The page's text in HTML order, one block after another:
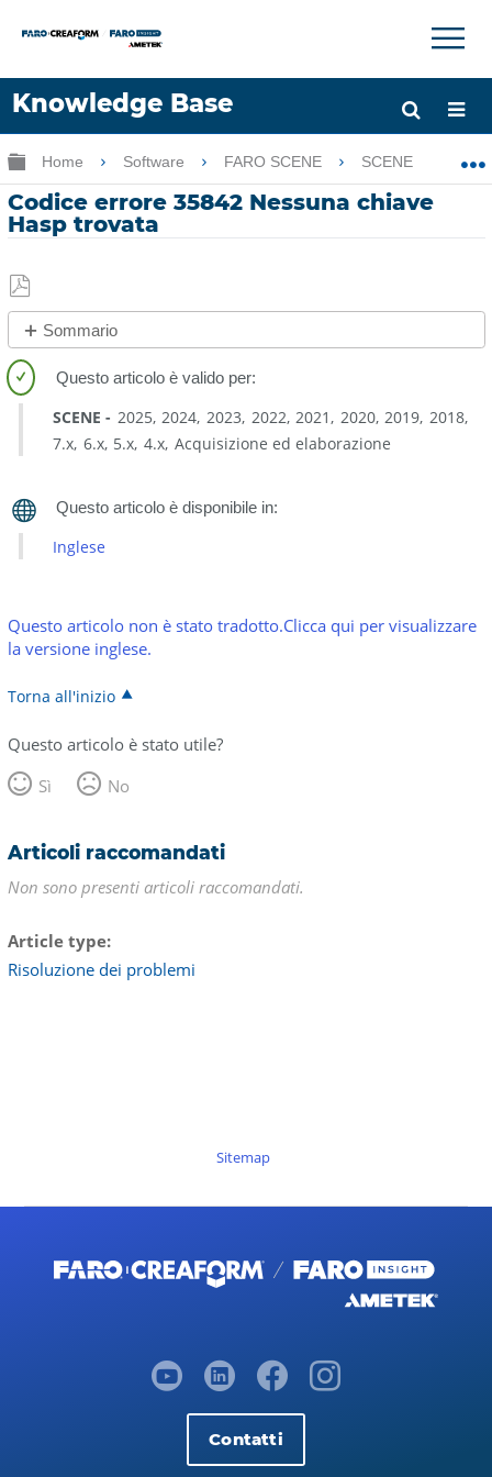
Knowledge Base
Lingua
Chiedere aiuto Accesso
×
Ingrandisci/riduci gerarchia globale
Home Software FARO SCENE SCENE
Codice errore 35842 Nessuna chiave
Hasp trovata
Salva
come
PDF
Sommario
No
intestazioni
SCENE 2025 2024 2023 2022 2021 2020 2019 2018
7.x 6.x 5.x 4.x Acquisizione ed elaborazione
Inglese
Questo articolo non è stato tradotto.Clicca qui per visualizzare
la versione inglese.
Torna all'inizio
Questo articolo è stato utile?
Sì
No
Articoli raccomandati
Non sono presenti articoli raccomandati.
Article type
Risoluzione dei problemi
Sitemap
Contatti